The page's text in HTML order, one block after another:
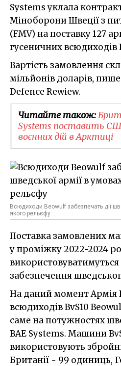
Systems уклала
Міноборони Швеції з
(FMV) на поставку 127
гусеничних всюдиходів
Вартість замовлення
мільйонів доларів,
Defence Rewiew.
Читайте також:
Systems поставить
воєнних дій в Арктиці
Всюдиходи Beowulf забезпечать дії
якого рельєфу
Поставка замовлених
у проміжку 2022-2024
використовуватимуться
забезпечення
На даний момент Армія
всюдиходів BvS10
саме на потужностях
BAE Systems. Машини
використовують
Британії - 99 одиниць,